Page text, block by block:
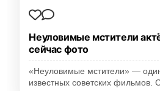
Неуловимые мстители
сейчас фото
«Неуловимые мстители» —
известных советских фильмов.